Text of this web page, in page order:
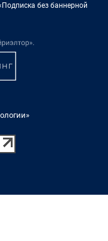
без баннерной